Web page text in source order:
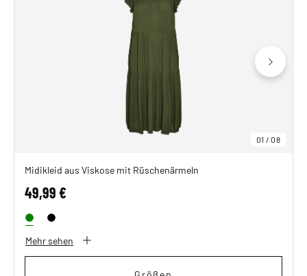
01 /08
Midikleid aus Viskose mit Rüschenärmeln
49,99 €
Mehr sehen